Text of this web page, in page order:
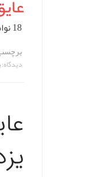
18 نوامبر 2024
دیدگاه: